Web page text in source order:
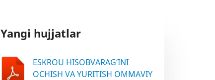
Yangi hujjatlar
ESKROU HISOBVARAG‘INI
OCHISH VA YURITISH OMMAVIY